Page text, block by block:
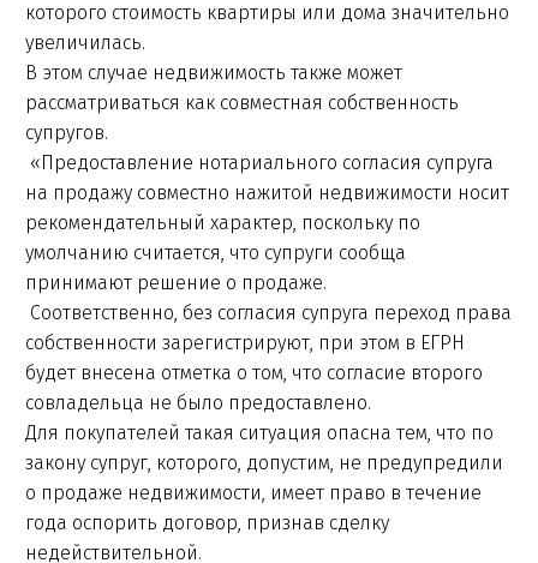
которого стоимость квартиры или дома значительно
увеличилась.
В этом случае недвижимость также может
рассматриваться как совместная собственность
супругов.
«Предоставление нотариального согласия супруга
на продажу совместно нажитой недвижимости носит
рекомендательный характер, поскольку по
умолчанию считается, что супруги сообща
принимают решение о продаже.
Соответственно, без согласия супруга переход права
собственности зарегистрируют, при этом в ЕГРН
будет внесена отметка о том, что согласие второго
совладельца не было предоставлено.
Для покупателей такая ситуация опасна тем, что по
закону супруг, которого, допустим, не предупредили
о продаже недвижимости, имеет право в течение
года оспорить договор, признав сделку
недействительной.